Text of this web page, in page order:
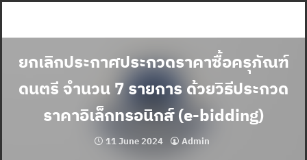
ยกเลิกประกาศประกวดราคาซื้อครุภัณฑ์
ดนตรี จำนวน 7 รายการ ด้วยวิธีประกวด
ราคาอิเล็กทรอนิกส์ (e-bidding)
11 June 2024 Admin